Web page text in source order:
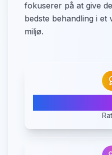
fokuserer på at give
bedste behandling i
miljø.